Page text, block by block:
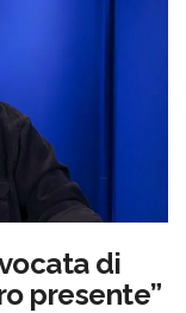
di
presente”